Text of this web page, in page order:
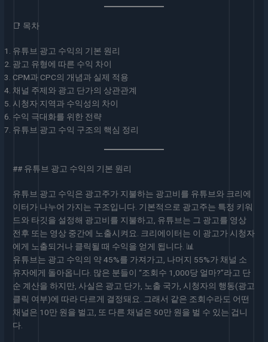
📑 목차
유튜브 광고 수익의 기본 원리
광고 유형에 따른 수익 차이
CPM과 CPC의 개념과 실제 적용
채널 주제와 광고 단가의 상관관계
시청자 지역과 수익성의 차이
수익 극대화를 위한 전략
유튜브 광고 수익 구조의 핵심 정리
## 유튜브 광고 수익의 기본 원리
유튜브 광고 수익은 광고주가 지불하는 광고비를 유튜브와 크리에
이터가 나누어 가지는 구조입니다. 기본적으로 광고주는 특정 키워
드와 타깃을 설정해 광고비를 지불하고, 유튜브는 그 광고를 영상
전후 또는 영상 중간에 노출시켜요. 크리에이터는 이 광고가 시청자
에게 노출되거나 클릭될 때 수익을 얻게 됩니다. 📊
유튜브는 광고 수익의 약 45%를 가져가고, 나머지 55%가 채널 소
유자에게 돌아옵니다. 많은 분들이 “조회수 1,000당 얼마?”라고 단
순 계산을 하지만, 사실은 광고 단가, 노출 국가, 시청자의 행동(광고
클릭 여부)에 따라 다르게 결정돼요. 그래서 같은 조회수라도 어떤
채널은 10만 원을 벌고, 또 다른 채널은 50만 원을 벌 수 있는 겁니
다.